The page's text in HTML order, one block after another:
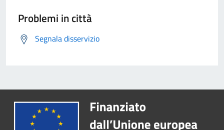
Problemi in città
Segnala disservizio